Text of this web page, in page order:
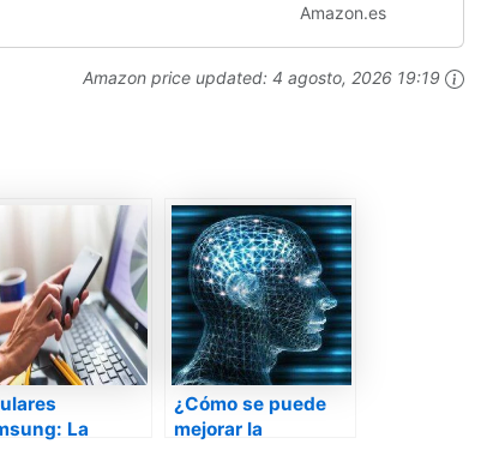
Amazon.es
Amazon price updated: 4 agosto, 2026 19:19
La
¿Cómo se puede
mejorar la